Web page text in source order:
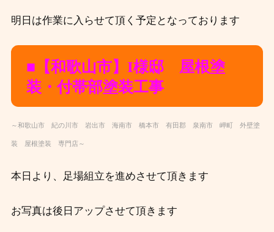
明日は作業に入らせて頂く予定となっております
■【和歌山市】I様邸 屋根塗
装 ・付帯部塗装工事
～和歌山市 紀の川市 岩出市 海南市 橋本市 有田郡 泉南市 岬町 外壁塗
装 屋根塗装 専門店～
本日より、足場組立を進めさせて頂きます
お写真は後日アップさせて頂きます